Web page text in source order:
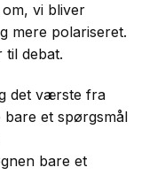
vi bliver
mere polariseret.
debat.
det værste fra
et spørgsmål
bare et